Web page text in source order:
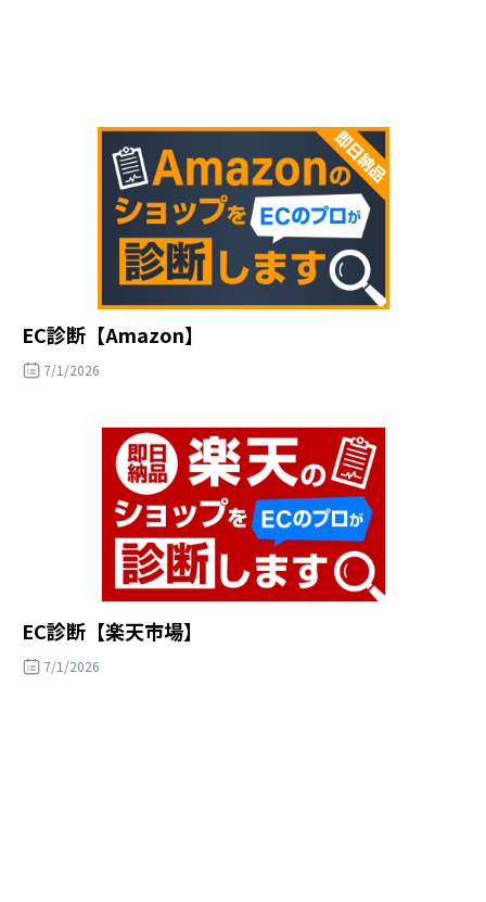
EC診断【Amazon】
7/1/2026
EC診断【楽天市場】
7/1/2026